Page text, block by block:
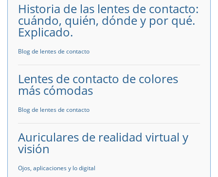
Historia de las lentes de contacto:
cuándo, quién, dónde y por qué.
Explicado.
Blog de lentes de contacto
Lentes de contacto de colores
más cómodas
Blog de lentes de contacto
Auriculares de realidad virtual y
visión
Ojos, aplicaciones y lo digital